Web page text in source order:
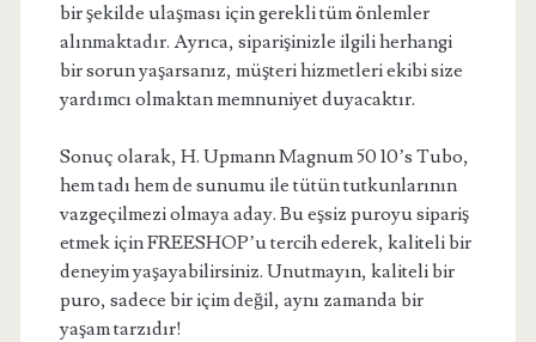
bir şekilde ulaşması için gerekli tüm önlemler
alınmaktadır. Ayrıca, siparişinizle ilgili herhangi
bir sorun yaşarsanız, müşteri hizmetleri ekibi size
yardımcı olmaktan memnuniyet duyacaktır.
Sonuç olarak, H. Upmann Magnum 50 10’s Tubo,
hem tadı hem de sunumu ile tütün tutkunlarının
vazgeçilmezi olmaya aday. Bu eşsiz puroyu sipariş
etmek için FREESHOP’u tercih ederek, kaliteli bir
deneyim yaşayabilirsiniz. Unutmayın, kaliteli bir
puro, sadece bir içim değil, aynı zamanda bir
yaşam tarzıdır!